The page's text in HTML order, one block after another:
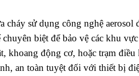
cháy sử dụng công nghệ aerosol
biệt để bảo vệ các khu
khoang động cơ, hoặc trạm
an toàn tuyệt đối với thiết bị